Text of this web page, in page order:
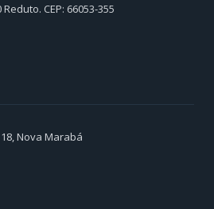
CEP: 66053-355
Nova Marabá